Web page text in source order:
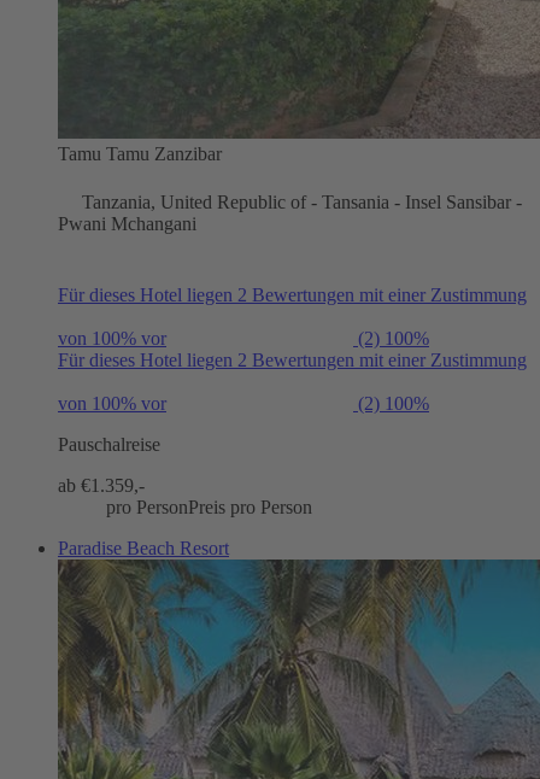
Tamu Tamu Zanzibar
Tanzania, United Republic of - Tansania - Insel Sansibar -
Pwani Mchangani
Für dieses Hotel liegen 2 Bewertungen mit einer Zustimmung
von 100% vor (2) 100%
Für dieses Hotel liegen 2 Bewertungen mit einer Zustimmung
von 100% vor (2) 100%
Pauschalreise
ab €1.359,-
pro PersonPreis pro Person
Paradise Beach Resort